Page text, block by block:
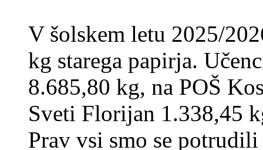
V šolskem letu 2025/
kg starega papirja.
8.685,80 kg, na POŠ
Sveti Florijan 1.338,45
Prav vsi smo se